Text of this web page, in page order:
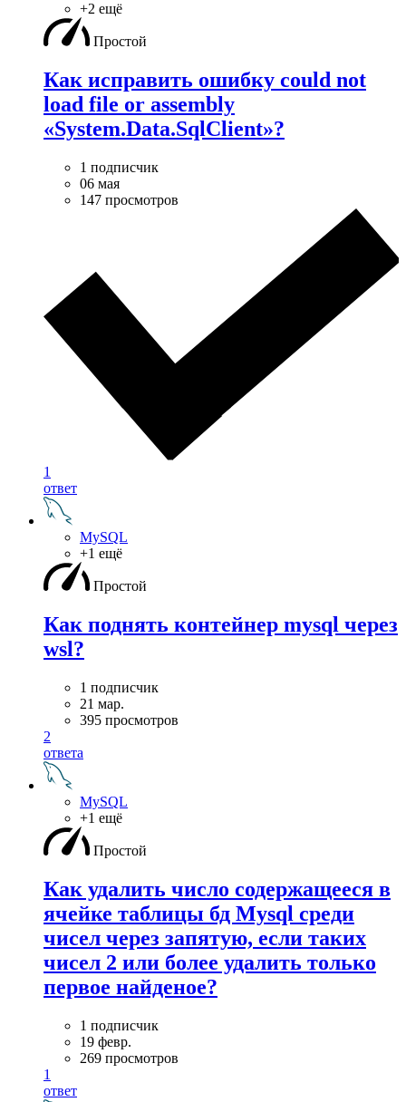
+2 ещё
Простой
Как исправить ошибку could not
load file or assembly
«System.Data.SqlClient»?
1 подписчик
06 мая
147 просмотров
1
ответ
MySQL
+1 ещё
Простой
Как поднять контейнер mysql через
wsl?
1 подписчик
21 мар.
395 просмотров
2
ответа
MySQL
+1 ещё
Простой
Как удалить число содержащееся в
ячейке таблицы бд Mysql среди
чисел через запятую, если таких
чисел 2 или более удалить только
первое найденое?
1 подписчик
19 февр.
269 просмотров
1
ответ